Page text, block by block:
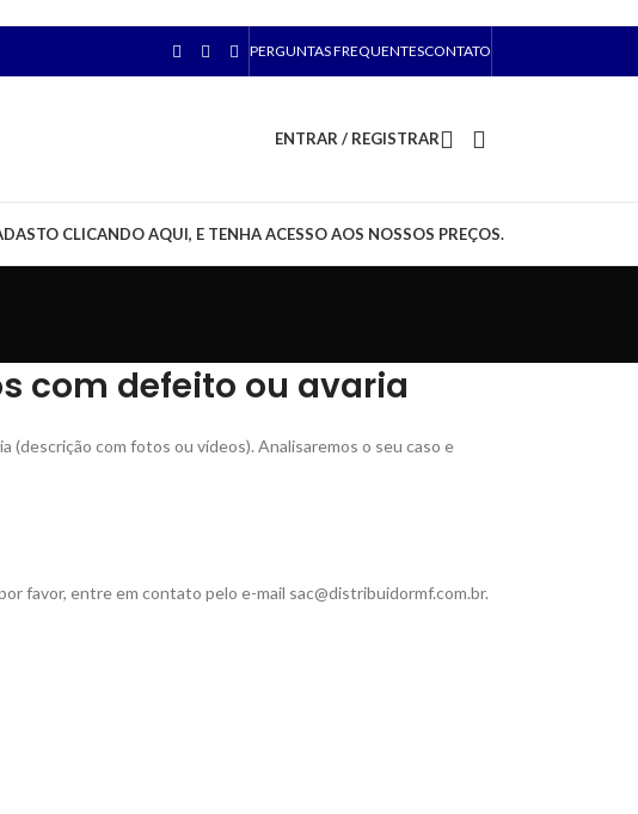
PERGUNTAS FREQUENTESCONTATO
ENTRAR / REGISTRAR
CLICANDO AQUI, E TENHA ACESSO AOS NOSSOS PREÇOS.
com defeito ou avaria
(descrição com fotos ou vídeos). Analisaremos o seu caso e
favor, entre em contato pelo e-mail sac@distribuidormf.com.br.